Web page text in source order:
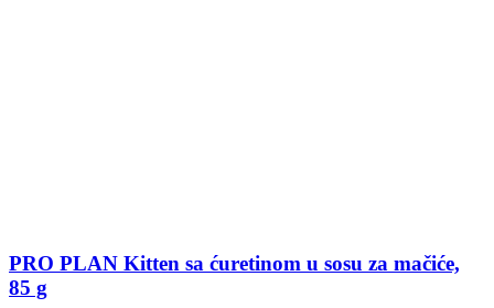
PRO PLAN Kitten sa ćuretinom u sosu za mačiće,
85 g